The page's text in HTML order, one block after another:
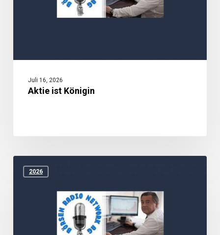
Juli 16, 2026
Aktie ist Königin
2026
Konsum